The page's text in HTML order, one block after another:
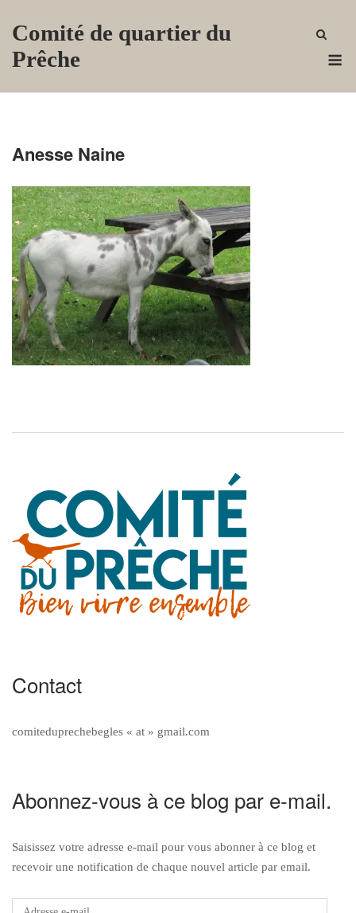
Comité de quartier du
Prêche
Anesse Naine
Contact
comiteduprechebegles « at » gmail.com
Abonnez-vous à ce blog par e-mail.
Saisissez votre adresse e-mail pour vous abonner à ce blog et
recevoir une notification de chaque nouvel article par email.
Adresse